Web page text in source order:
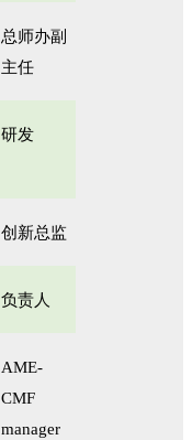
总师办副
主任
研发
创新总监
负责人
AME-
CMF
manager